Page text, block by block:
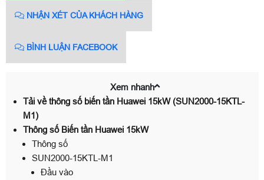
NHẬN XÉT CỦA KHÁCH HÀNG
BÌNH LUẬN FACEBOOK
Xem nhanh
Tải về thông số biến tần Huawei 15kW (SUN2000-15KTL-
M1)
Thông số Biến tần Huawei 15kW
Thông số
SUN2000-15KTL-M1
Đầu vào